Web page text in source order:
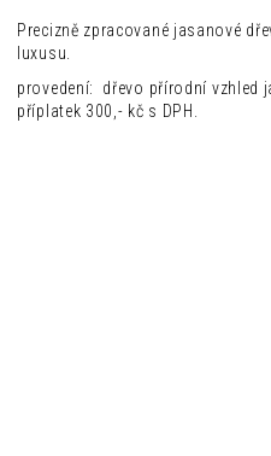
Precizně zpracované jasanové
luxusu.
provedení: dřevo přírodní vzhled
příplatek 300,- kč s DPH.